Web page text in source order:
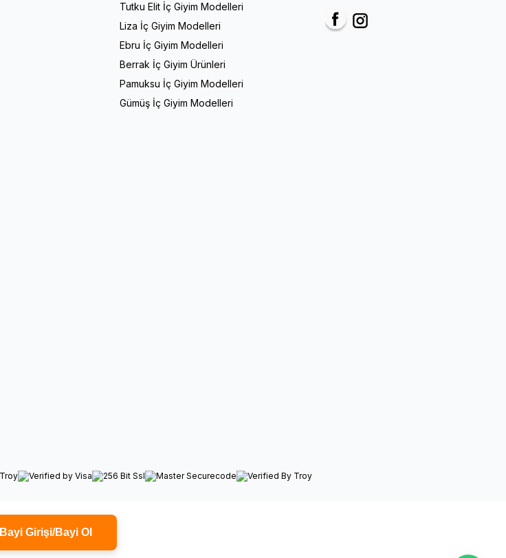
Tutku Elit İç Giyim Modelleri
Liza İç Giyim Modelleri
Ebru İç Giyim Modelleri
Berrak İç Giyim Ürünleri
Pamuksu İç Giyim Modelleri
Gümüş İç Giyim Modelleri
FacebookInstagram
Bayi Girişi/Bayi Ol